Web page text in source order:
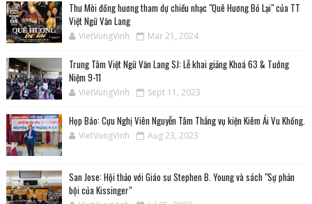
Thư Mời đồng hương tham dự chiều nhạc "Quê Hương Bỏ Lại" của TT
Việt Ngữ Văn Lang
VietVungVinh Mar 21, 2024
Trung Tâm Việt Ngữ Văn Lang SJ: Lễ khai giảng Khoá 63 & Tưởng
Niệm 9-11
VietVungVinh Sept 11, 2023
Họp Báo: Cựu Nghị Viên Nguyễn Tâm Thắng vụ kiện Kiêm Ái Vu Khống.
VietVungVinh Aug 23, 2023
San Jose: Hội thảo với Giáo sư Stephen B. Young và sách "Sự phản
bội của Kissinger"